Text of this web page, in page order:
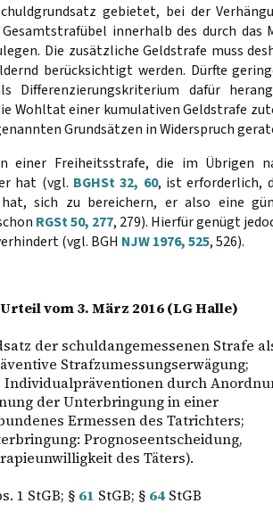
gebietet, bei der
innerhalb des durch das
Die zusätzliche Geldstrafe muss
berücksichtigt werden. Dürfte
Differenzierungskriterium dafür
Wohltat einer kumulativen Geldstrafe
Grundsätzen in Widerspruch
einer Freiheitsstrafe, die im Übrigen
hat (vgl. BGHSt 32, 60, ist erforderlich,
sich zu bereichern, er also eine
RGSt 50, 277, 279). Hierfür genügt
(vgl. BGH NJW 1976, 525, 526).
Urteil vom 3. März 2016 (LG Halle)
der schuldangemessenen Strafe
Strafzumessungserwägung;
durch
der Unterbringung in einer
Ermessen des Tatrichters;
Prognoseentscheidung,
des Täters).
1 StGB; § 61 StGB; § 64StGB